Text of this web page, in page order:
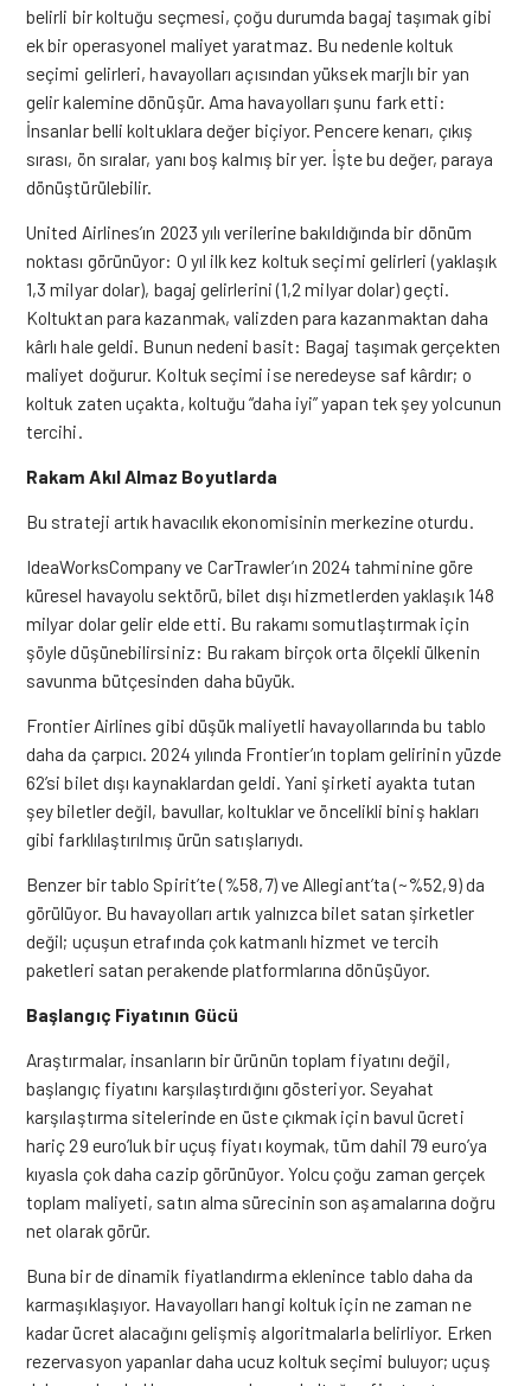
belirli bir koltuğu seçmesi, çoğu durumda bagaj taşımak gibi
ek bir operasyonel maliyet yaratmaz. Bu nedenle koltuk
seçimi gelirleri, havayolları açısından yüksek marjlı bir yan
gelir kalemine dönüşür. Ama havayolları şunu fark etti:
İnsanlar belli koltuklara değer biçiyor. Pencere kenarı, çıkış
sırası, ön sıralar, yanı boş kalmış bir yer. İşte bu değer, paraya
dönüştürülebilir.
United Airlines’ın 2023 yılı verilerine bakıldığında bir dönüm
noktası görünüyor: O yıl ilk kez koltuk seçimi gelirleri (yaklaşık
1,3 milyar dolar), bagaj gelirlerini (1,2 milyar dolar) geçti.
Koltuktan para kazanmak, valizden para kazanmaktan daha
kârlı hale geldi. Bunun nedeni basit: Bagaj taşımak gerçekten
maliyet doğurur. Koltuk seçimi ise neredeyse saf kârdır; o
koltuk zaten uçakta, koltuğu “daha iyi” yapan tek şey yolcunun
tercihi.
Rakam Akıl Almaz Boyutlarda
Bu strateji artık havacılık ekonomisinin merkezine oturdu.
IdeaWorksCompany ve CarTrawler’ın 2024 tahminine göre
küresel havayolu sektörü, bilet dışı hizmetlerden yaklaşık 148
milyar dolar gelir elde etti. Bu rakamı somutlaştırmak için
şöyle düşünebilirsiniz: Bu rakam birçok orta ölçekli ülkenin
savunma bütçesinden daha büyük.
Frontier Airlines gibi düşük maliyetli havayollarında bu tablo
daha da çarpıcı. 2024 yılında Frontier’ın toplam gelirinin yüzde
62’si bilet dışı kaynaklardan geldi. Yani şirketi ayakta tutan
şey biletler değil, bavullar, koltuklar ve öncelikli biniş hakları
gibi farklılaştırılmış ürün satışlarıydı.
Benzer bir tablo Spirit’te (%58,7) ve Allegiant’ta (~%52,9) da
görülüyor. Bu havayolları artık yalnızca bilet satan şirketler
değil; uçuşun etrafında çok katmanlı hizmet ve tercih
paketleri satan perakende platformlarına dönüşüyor.
Başlangıç Fiyatının Gücü
Araştırmalar, insanların bir ürünün toplam fiyatını değil,
başlangıç fiyatını karşılaştırdığını gösteriyor. Seyahat
karşılaştırma sitelerinde en üste çıkmak için bavul ücreti
hariç 29 euro’luk bir uçuş fiyatı koymak, tüm dahil 79 euro’ya
kıyasla çok daha cazip görünüyor. Yolcu çoğu zaman gerçek
toplam maliyeti, satın alma sürecinin son aşamalarına doğru
net olarak görür.
Buna bir de dinamik fiyatlandırma eklenince tablo daha da
karmaşıklaşıyor. Havayolları hangi koltuk için ne zaman ne
kadar ücret alacağını gelişmiş algoritmalarla belirliyor. Erken
rezervasyon yapanlar daha ucuz koltuk seçimi buluyor; uçuş